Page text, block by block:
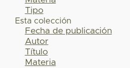
Tipo
Esta colección
Fecha de publicación
Autor
Título
Materia